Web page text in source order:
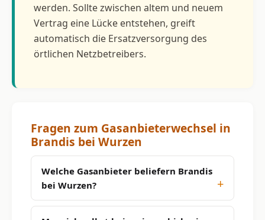
werden. Sollte zwischen altem und neuem
Vertrag eine Lücke entstehen, greift
automatisch die Ersatzversorgung des
örtlichen Netzbetreibers.
Fragen zum Gasanbieterwechsel in
Brandis bei Wurzen
Welche Gasanbieter beliefern Brandis
bei Wurzen?